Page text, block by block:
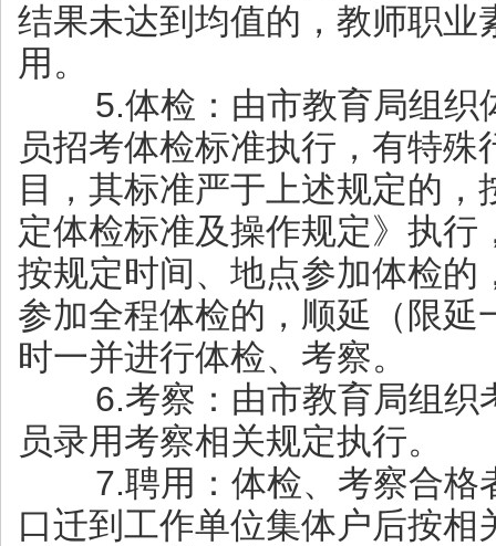
结果未达到均值的，教师职业
用。
5.体检：由市教育局组织
员招考体检标准执行，有特
目，其标准严于上述规定的
定体检标准及操作规定》执行
按规定时间、地点参加体检的
参加全程体检的，顺延（限延
时一并进行体检、考察。
6.考察：由市教育局组织
员录用考察相关规定执行。
7.聘用：体检、考察合格
口迁到工作单位集体户后按相